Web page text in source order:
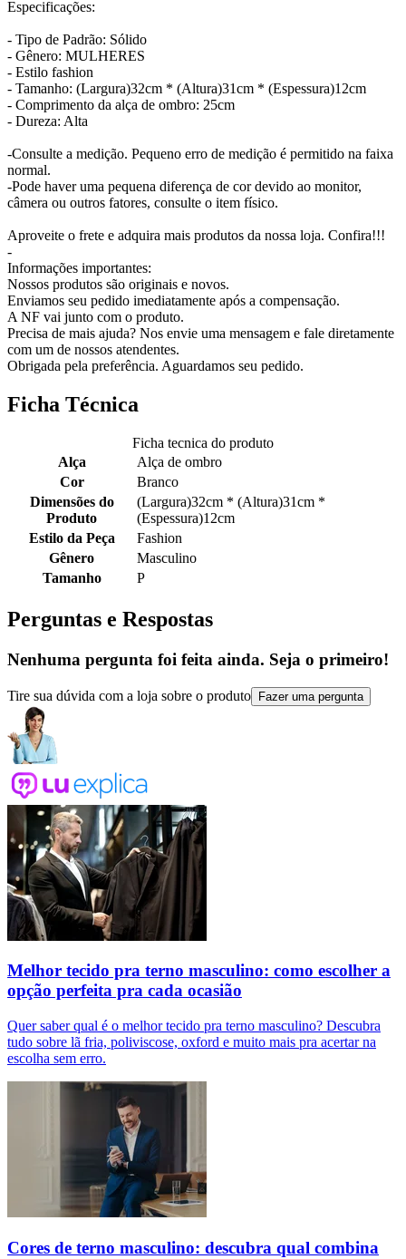
Especificações:
- Tipo de Padrão: Sólido
- Gênero: MULHERES
- Estilo fashion
- Tamanho: (Largura)32cm * (Altura)31cm * (Espessura)12cm
- Comprimento da alça de ombro: 25cm
- Dureza: Alta
-Consulte a medição. Pequeno erro de medição é permitido na faixa
normal.
-Pode haver uma pequena diferença de cor devido ao monitor,
câmera ou outros fatores, consulte o item físico.
Aproveite o frete e adquira mais produtos da nossa loja. Confira!!!
-
Informações importantes:
Nossos produtos são originais e novos.
Enviamos seu pedido imediatamente após a compensação.
A NF vai junto com o produto.
Precisa de mais ajuda? Nos envie uma mensagem e fale diretamente
com um de nossos atendentes.
Obrigada pela preferência. Aguardamos seu pedido.
Ficha Técnica
Ficha tecnica do produto
Alça
Alça de ombro
Cor
Branco
Dimensões do
Produto
(Largura)32cm * (Altura)31cm *
(Espessura)12cm
Estilo da Peça
Fashion
Gênero
Masculino
Tamanho
P
Perguntas e Respostas
Nenhuma pergunta foi feita ainda. Seja o primeiro!
Tire sua dúvida com a loja sobre o produto Fazer uma pergunta
Melhor tecido pra terno masculino: como escolher a
opção perfeita pra cada ocasião
Quer saber qual é o melhor tecido pra terno masculino? Descubra
tudo sobre lã fria, poliviscose, oxford e muito mais pra acertar na
escolha sem erro.
Cores de terno masculino: descubra qual combina